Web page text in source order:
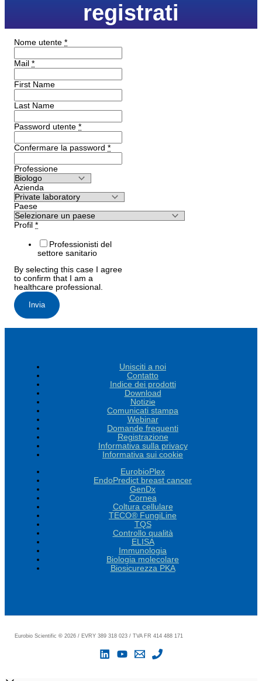
registrati
Nome utente *
Mail *
First Name
Last Name
Password utente *
Confermare la password *
Professione
Azienda
Paese
Profil *
Professionisti del
settore sanitario
By selecting this case I agree
to confirm that I am a
healthcare professional.
Invia
Unisciti a noi
Contatto
Indice dei prodotti
Download
Notizie
Comunicati stampa
Webinar
Domande frequenti
Registrazione
Informativa sulla privacy
Informativa sui cookie
EurobioPlex
EndoPredict breast cancer
GenDx
Cornea
Coltura cellulare
TECO® FungiLine
TQS
Controllo qualità
ELISA
Immunologia
Biologia molecolare
Biosicurezza PKA
Eurobio Scientific© 2026 / EVRY 389 318 023 / TVA FR 414 488 171